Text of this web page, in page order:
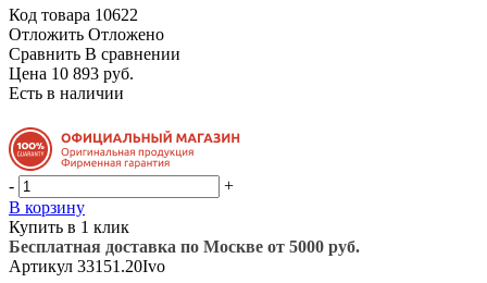
Код товара 10622
Отложить Отложено
Сравнить В сравнении
Цена 10 893 руб.
Есть в наличии
-
+
В корзину
Купить в 1 клик
Бесплатная доставка по Москве от 5000 руб.
Артикул 33151.20Ivo